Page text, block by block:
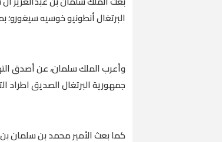
البرتغال أنطونيو خوسيه سيغورو؛
وأعرب الملك سلمان، عن أصدق
جمهورية البرتغال الصديق اطراد
كما بعث الأمير محمد بن سلمان